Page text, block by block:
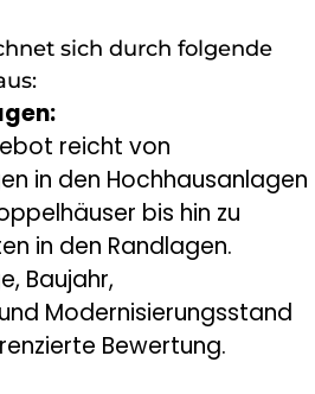
sich durch folgende
reicht von
in den Hochhausanlagen
bis hin zu
in den Randlagen.
Baujahr,
Modernisierungsstand
Bewertung.